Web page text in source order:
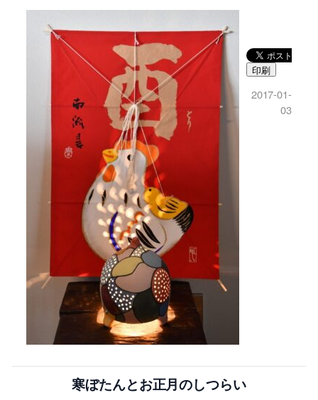
印刷
2017-01-
03
寒ぼたんとお正月のしつらい